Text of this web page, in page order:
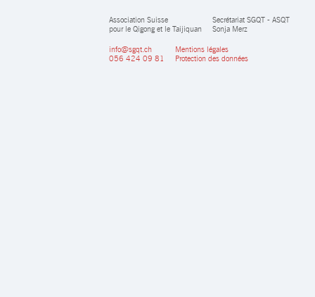
Association Suisse
pour le Qigong et le Taijiquan
Secrétariat SGQT - ASQT
Sonja Merz
info@sgqt.ch
056 424 09 81
Mentions légales
Protection des données